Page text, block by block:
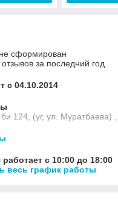
сформирован
за последний год
с 04.10.2014
124, (уг, ул. Муратбаева)
работает с 10:00 до 18:00
весь график работы